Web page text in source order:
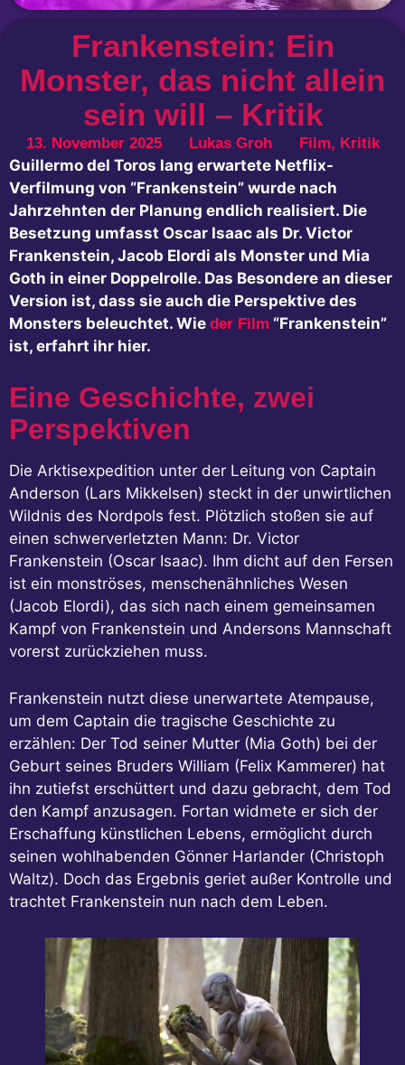
Frankenstein: Ein
Monster, das nicht allein
sein will – Kritik
13. November 2025 Lukas Groh Film, Kritik
Guillermo del Toros lang erwartete Netflix-
Verfilmung von “Frankenstein” wurde nach
Jahrzehnten der Planung endlich realisiert. Die
Besetzung umfasst Oscar Isaac als Dr. Victor
Frankenstein, Jacob Elordi als Monster und Mia
Goth in einer Doppelrolle. Das Besondere an dieser
Version ist, dass sie auch die Perspektive des
Monsters beleuchtet. Wie der Film “Frankenstein”
ist, erfahrt ihr hier.
Eine Geschichte, zwei
Perspektiven
Die Arktisexpedition unter der Leitung von Captain
Anderson (Lars Mikkelsen) steckt in der unwirtlichen
Wildnis des Nordpols fest. Plötzlich stoßen sie auf
einen schwerverletzten Mann: Dr. Victor
Frankenstein (Oscar Isaac). Ihm dicht auf den Fersen
ist ein monströses, menschenähnliches Wesen
(Jacob Elordi), das sich nach einem gemeinsamen
Kampf von Frankenstein und Andersons Mannschaft
vorerst zurückziehen muss.
Frankenstein nutzt diese unerwartete Atempause,
um dem Captain die tragische Geschichte zu
erzählen: Der Tod seiner Mutter (Mia Goth) bei der
Geburt seines Bruders William (Felix Kammerer) hat
ihn zutiefst erschüttert und dazu gebracht, dem Tod
den Kampf anzusagen. Fortan widmete er sich der
Erschaffung künstlichen Lebens, ermöglicht durch
seinen wohlhabenden Gönner Harlander (Christoph
Waltz). Doch das Ergebnis geriet außer Kontrolle und
trachtet Frankenstein nun nach dem Leben.